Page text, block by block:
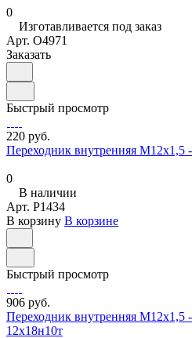
0
Изготавливается под заказ
Арт. O4971
Заказать
Быстрый просмотр
220 руб.
Переходник внутренняя М12х1,5
0
В наличии
Арт. P1434
В корзину В корзине
Быстрый просмотр
906 руб.
Переходник внутренняя М12х1,5
12х18н10т